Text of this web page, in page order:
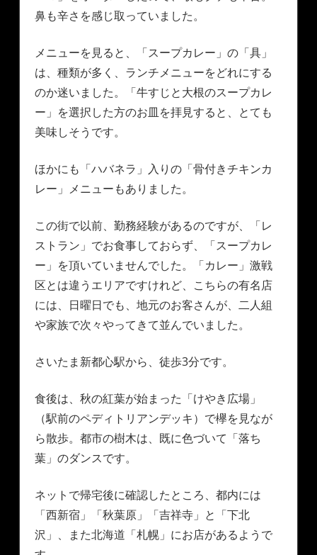
鼻も辛さを感じ取っていました。
メニューを見ると、「スープカレー」の「具」
は、種類が多く、ランチメニューをどれにする
のか迷いました。「牛すじと大根のスープカレ
ー」を選択した方のお皿を拝見すると、とても
美味しそうです。
ほかにも「ハバネラ」入りの「骨付きチキンカ
レー」メニューもありました。
この街で以前、勤務経験があるのですが、「レ
ストラン」でお食事しておらず、「スープカレ
ー」を頂いていませんでした。「カレー」激戦
区とは違うエリアですけれど、こちらの有名店
には、日曜日でも、地元のお客さんが、二人組
や家族で次々やってきて並んでいました。
さいたま新都心駅から、徒歩3分です。
食後は、秋の紅葉が始まった「けやき広場」
（駅前のペディトリアンデッキ）で欅を見なが
ら散歩。都市の樹木は、既に色づいて「落ち
葉」のダンスです。
ネットで帰宅後に確認したところ、都内には
「西新宿」「秋葉原」「吉祥寺」と「下北
沢」、また北海道「札幌」にお店があるようで